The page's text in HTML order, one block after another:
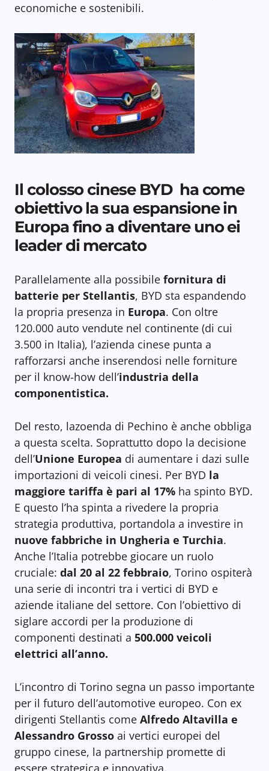
economiche e sostenibili.
Il colosso cinese BYD ha come
obiettivo la sua espansione in
Europa fino a diventare uno ei
leader di mercato
Parallelamente alla possibile fornitura di
batterie per Stellantis, BYD sta espandendo
la propria presenza in Europa. Con oltre
120.000 auto vendute nel continente (di cui
3.500 in Italia), l’azienda cinese punta a
rafforzarsi anche inserendosi nelle forniture
per il know-how dell’industria della
componentistica.
Del resto, lazoenda di Pechino è anche obbliga
a questa scelta. Soprattutto dopo la decisione
dell’Unione Europea di aumentare i dazi sulle
importazioni di veicoli cinesi. Per BYD la
maggiore tariffa è pari al 17% ha spinto BYD.
E questo l’ha spinta a rivedere la propria
strategia produttiva, portandola a investire in
nuove fabbriche in Ungheria e Turchia.
Anche l’Italia potrebbe giocare un ruolo
cruciale: dal 20 al 22 febbraio, Torino ospiterà
una serie di incontri tra i vertici di BYD e
aziende italiane del settore. Con l’obiettivo di
siglare accordi per la produzione di
componenti destinati a 500.000 veicoli
elettrici all’anno.
L’incontro di Torino segna un passo importante
per il futuro dell’automotive europeo. Con ex
dirigenti Stellantis come Alfredo Altavilla e
Alessandro Grosso ai vertici europei del
gruppo cinese, la partnership promette di